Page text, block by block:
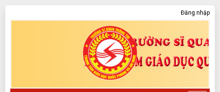
Đăng nhập